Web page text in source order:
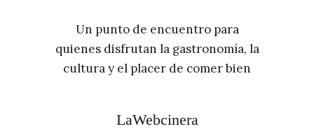
Un punto de encuentro para
quienes disfrutan la gastronomía, la
cultura y el placer de comer bien
LaWebcinera